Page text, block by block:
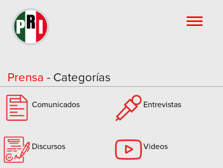
Prensa - Categorías
Comunicados Entrevistas
Discursos Videos